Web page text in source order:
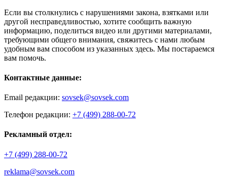
Если вы столкнулись с нарушениями закона, взятками или
другой несправедливостью, хотите сообщить важную
информацию, поделиться видео или другими материалами,
требующими общего внимания, свяжитесь с нами любым
удобным вам способом из указанных здесь. Мы постараемся
вам помочь.
Контактные данные:
Email редакции: sovsek@sovsek.com
Телефон редакции: +7 (499) 288-00-72
Рекламный отдел:
+7 (499) 288-00-72
reklama@sovsek.com